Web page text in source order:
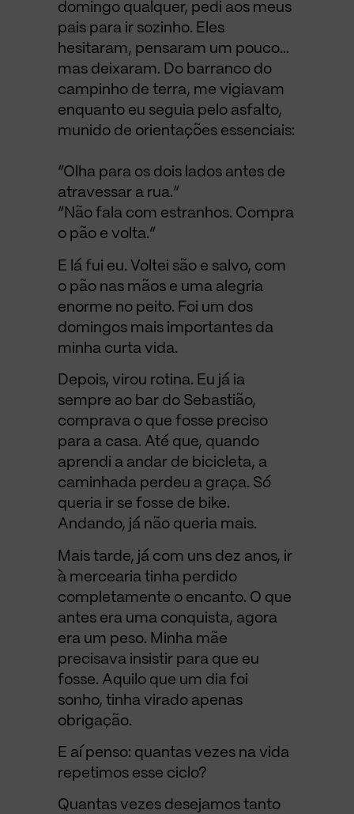
domingo qualquer, pedi aos meus
pais para ir sozinho. Eles
hesitaram, pensaram um pouco…
mas deixaram. Do barranco do
campinho de terra, me vigiavam
enquanto eu seguia pelo asfalto,
munido de orientações essenciais:
“Olha para os dois lados antes de
atravessar a rua.”
“Não fala com estranhos. Compra
o pão e volta.”
E lá fui eu. Voltei são e salvo, com
o pão nas mãos e uma alegria
enorme no peito. Foi um dos
domingos mais importantes da
minha curta vida.
Depois, virou rotina. Eu já ia
sempre ao bar do Sebastião,
comprava o que fosse preciso
para a casa. Até que, quando
aprendi a andar de bicicleta, a
caminhada perdeu a graça. Só
queria ir se fosse de bike.
Andando, já não queria mais.
Mais tarde, já com uns dez anos, ir
à mercearia tinha perdido
completamente o encanto. O que
antes era uma conquista, agora
era um peso. Minha mãe
precisava insistir para que eu
fosse. Aquilo que um dia foi
sonho, tinha virado apenas
obrigação.
E aí penso: quantas vezes na vida
repetimos esse ciclo?
Quantas vezes desejamos tanto